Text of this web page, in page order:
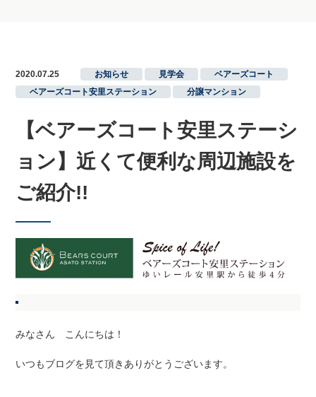
2020.07.25 お知らせ 見学会 ベアーズコート
ベアーズコート安里ステーション
分譲マンション
【ベアーズコート安里ステーシ
ョン】近くて便利な周辺施設を
ご紹介!!
みなさん こんにちは！
いつもブログを見て頂きありがとうございます。